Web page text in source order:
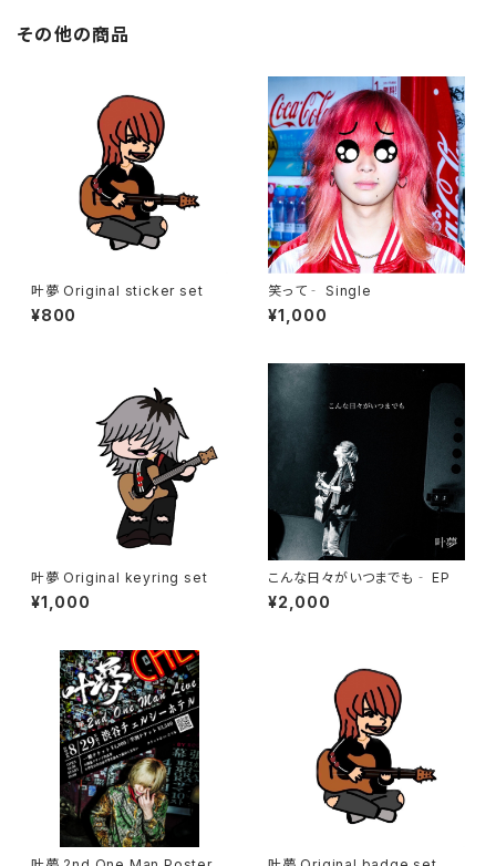
その他の商品
叶夢 Original sticker set
¥800
笑って‐ Single
¥1,000
叶夢 Original keyring set
¥1,000
こんな日々がいつまでも‐ EP
¥2,000